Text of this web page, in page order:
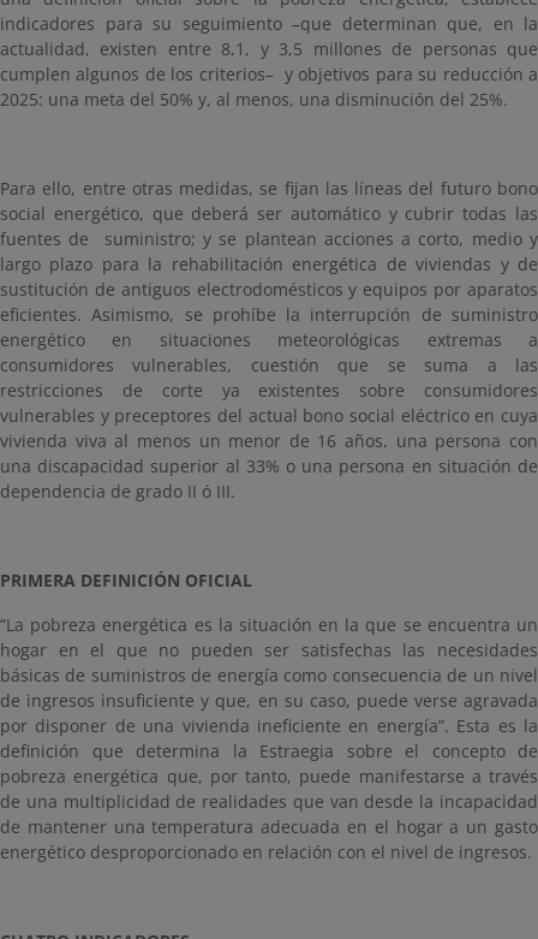
indicadores para su seguimiento –que determinan que, en la
actualidad, existen entre 8,1, y 3,5 millones de personas que
cumplen algunos de los criterios– y objetivos para su reducción a
2025: una meta del 50% y, al menos, una disminución del 25%.
Para ello, entre otras medidas, se fijan las líneas del futuro bono
social energético, que deberá ser automático y cubrir todas las
fuentes de suministro; y se plantean acciones a corto, medio y
largo plazo para la rehabilitación energética de viviendas y de
sustitución de antiguos electrodomésticos y equipos por aparatos
eficientes. Asimismo, se prohíbe la interrupción de suministro
energético en situaciones meteorológicas extremas a
consumidores vulnerables, cuestión que se suma a las
restricciones de corte ya existentes sobre consumidores
vulnerables y preceptores del actual bono social eléctrico en cuya
vivienda viva al menos un menor de 16 años, una persona con
una discapacidad superior al 33% o una persona en situación de
dependencia de grado II ó III.
PRIMERA DEFINICIÓN OFICIAL
“La pobreza energética es la situación en la que se encuentra un
hogar en el que no pueden ser satisfechas las necesidades
básicas de suministros de energía como consecuencia de un nivel
de ingresos insuficiente y que, en su caso, puede verse agravada
por disponer de una vivienda ineficiente en energía”. Esta es la
definición que determina la Estraegia sobre el concepto de
pobreza energética que, por tanto, puede manifestarse a través
de una multiplicidad de realidades que van desde la incapacidad
de mantener una temperatura adecuada en el hogar a un gasto
energético desproporcionado en relación con el nivel de ingresos.